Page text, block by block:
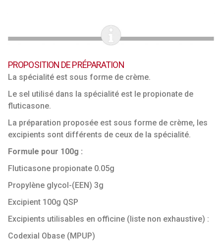
PROPOSITION DE PRÉPARATION
La spécialité est sous forme de crème.
Le sel utilisé dans la spécialité est le propionate de
fluticasone.
La préparation proposée est sous forme de crème, les
excipients sont différents de ceux de la spécialité.
Formule pour 100g :
Fluticasone propionate 0.05g
Propylène glycol-(EEN) 3g
Excipient 100g QSP
Excipients utilisables en officine (liste non exhaustive) :
Codexial Obase (MPUP)